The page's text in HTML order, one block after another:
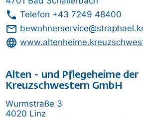
phone Telefon +43 7249 48400
mail_outline
language
Alten - und Pflegeheime der
Kreuzschwestern GmbH
Wurmstraße 3
4020 Linz